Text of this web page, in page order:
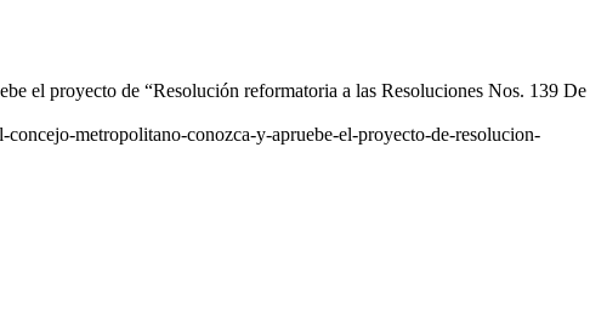
el proyecto de “Resolución reformatoria a las Resoluciones Nos. 139 De
metropolitano-conozca-y-apruebe-el-proyecto-de-resolucion-